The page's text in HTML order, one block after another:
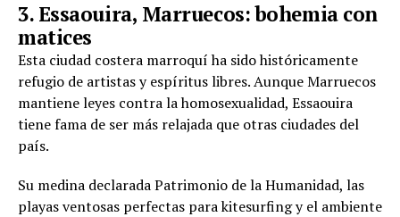
3. Essaouira, Marruecos: bohemia con
matices
Esta ciudad costera marroquí ha sido históricamente
refugio de artistas y espíritus libres. Aunque Marruecos
mantiene leyes contra la homosexualidad, Essaouira
tiene fama de ser más relajada que otras ciudades del
país.
Su medina declarada Patrimonio de la Humanidad, las
playas ventosas perfectas para kitesurfing y el ambiente